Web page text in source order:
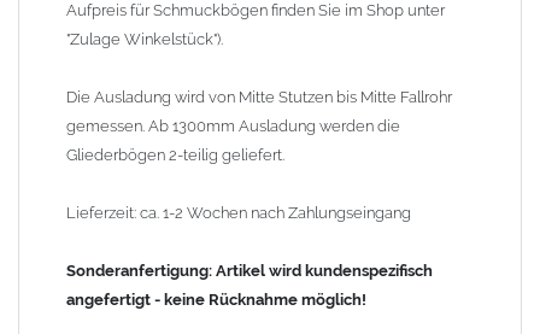
Aufpreis für Schmuckbögen finden Sie im Shop unter
"Zulage Winkelstück").
Die Ausladung wird von Mitte Stutzen bis Mitte Fallrohr
gemessen. Ab 1300mm Ausladung werden die
Gliederbögen 2-teilig geliefert.
Lieferzeit: ca. 1-2 Wochen nach Zahlungseingang
Sonderanfertigung: Artikel wird kundenspezifisch
angefertigt - keine Rücknahme möglich!